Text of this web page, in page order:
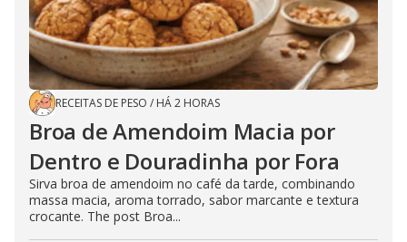
RECEITAS DE PESO / HÁ 2 HORAS
Broa de Amendoim Macia por
Dentro e Douradinha por Fora
Sirva broa de amendoim no café da tarde, combinando
massa macia, aroma torrado, sabor marcante e textura
crocante. The post Broa...